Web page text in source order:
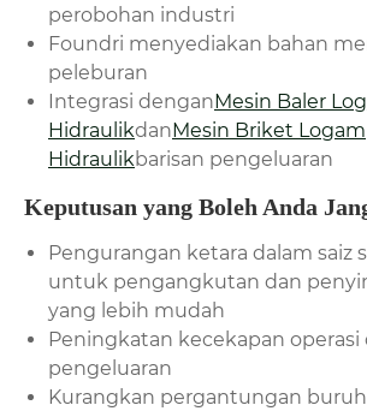
perobohan industri
Foundri menyediakan bahan
peleburan
Integrasi dengan Mesin Baler
Hidraulikdan Mesin Briket Logam
Hidraulikbarisan pengeluaran
Keputusan yang Boleh Anda
Pengurangan ketara dalam saiz
untuk pengangkutan dan
yang lebih mudah
Peningkatan kecekapan operasi
pengeluaran
Kurangkan pergantungan